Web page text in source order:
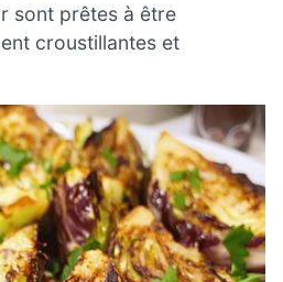
sont prêtes à être
croustillantes et